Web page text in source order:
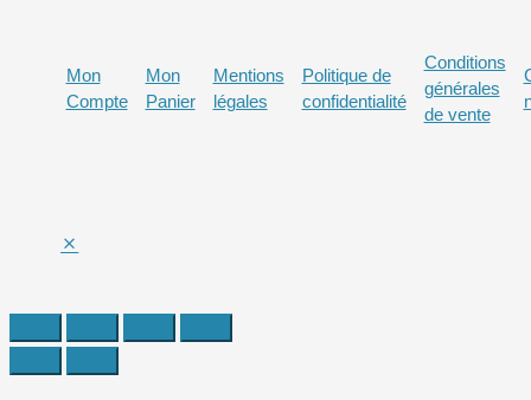
Mon
Compte
Mon
Panier
Mentions
légales
Politique de
confidentialité
Conditions
générales
de vente